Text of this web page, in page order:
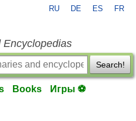
RU DE ES FR
Encyclopedias
Search!
Books Игры ⚽